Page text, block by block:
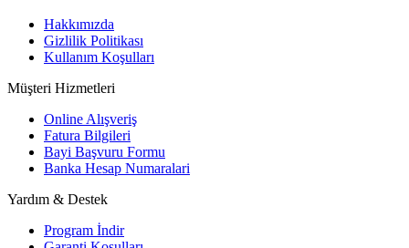
Hakkımızda
Gizlilik Politikası
Kullanım Koşulları
Müşteri Hizmetleri
Online Alışveriş
Fatura Bilgileri
Bayi Başvuru Formu
Banka Hesap Numaralari
Yardım & Destek
Program İndir